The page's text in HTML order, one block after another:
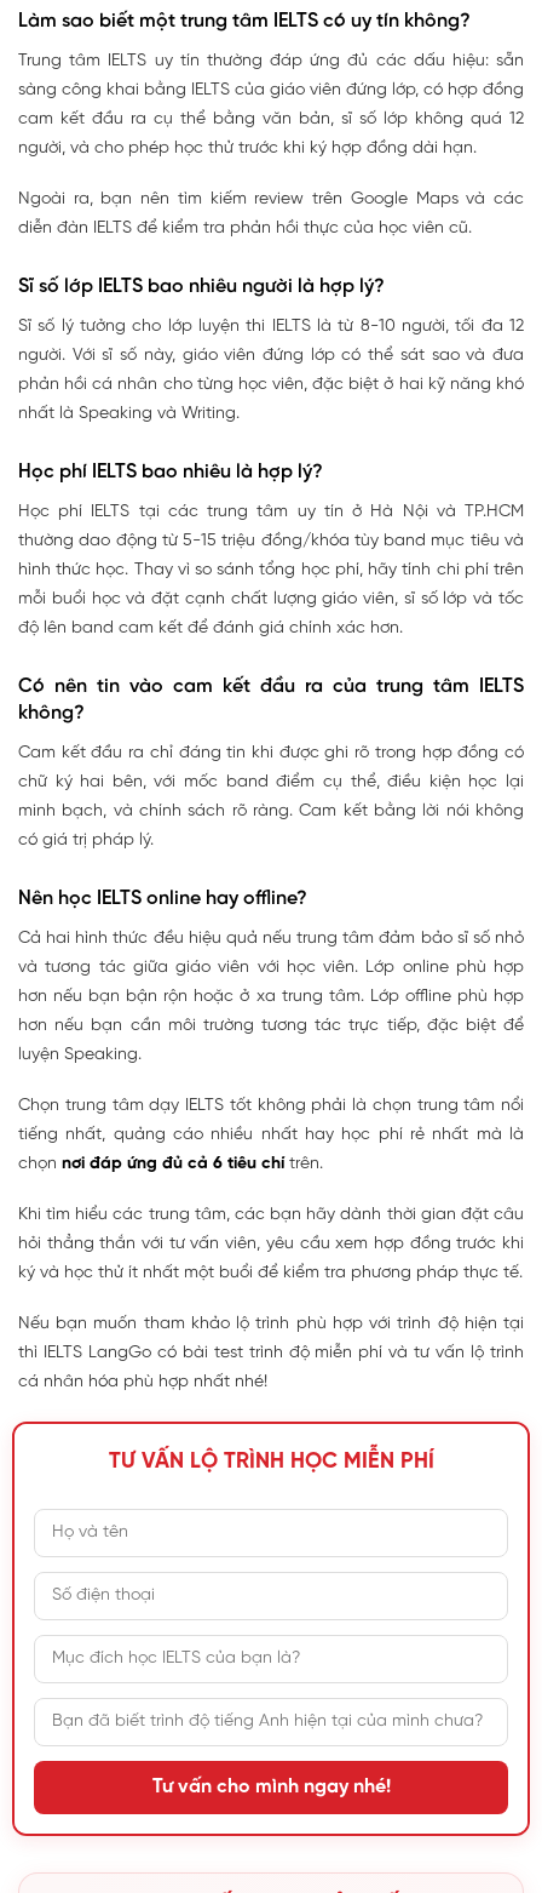
Làm sao biết một trung tâm IELTS có uy tín không?
Trung tâm IELTS uy tín thường đáp ứng đủ các dấu hiệu: sẵn
sàng công khai bằng IELTS của giáo viên đứng lớp, có hợp đồng
cam kết đầu ra cụ thể bằng văn bản, sĩ số lớp không quá 12
người, và cho phép học thử trước khi ký hợp đồng dài hạn.
Ngoài ra, bạn nên tìm kiếm review trên Google Maps và các
diễn đàn IELTS để kiểm tra phản hồi thực của học viên cũ.
Sĩ số lớp IELTS bao nhiêu người là hợp lý?
Sĩ số lý tưởng cho lớp luyện thi IELTS là từ 8-10 người, tối đa 12
người. Với sĩ số này, giáo viên đứng lớp có thể sát sao và đưa
phản hồi cá nhân cho từng học viên, đặc biệt ở hai kỹ năng khó
nhất là Speaking và Writing.
Học phí IELTS bao nhiêu là hợp lý?
Học phí IELTS tại các trung tâm uy tín ở Hà Nội và TP.HCM
thường dao động từ 5-15 triệu đồng/khóa tùy band mục tiêu và
hình thức học. Thay vì so sánh tổng học phí, hãy tính chi phí trên
mỗi buổi học và đặt cạnh chất lượng giáo viên, sĩ số lớp và tốc
độ lên band cam kết để đánh giá chính xác hơn.
Có nên tin vào cam kết đầu ra của trung tâm IELTS
không?
Cam kết đầu ra chỉ đáng tin khi được ghi rõ trong hợp đồng có
chữ ký hai bên, với mốc band điểm cụ thể, điều kiện học lại
minh bạch, và chính sách rõ ràng. Cam kết bằng lời nói không
có giá trị pháp lý.
Nên học IELTS online hay offline?
Cả hai hình thức đều hiệu quả nếu trung tâm đảm bảo sĩ số nhỏ
và tương tác giữa giáo viên với học viên. Lớp online phù hợp
hơn nếu bạn bận rộn hoặc ở xa trung tâm. Lớp offline phù hợp
hơn nếu bạn cần môi trường tương tác trực tiếp, đặc biệt để
luyện Speaking.
Chọn trung tâm dạy IELTS tốt không phải là chọn trung tâm nổi
tiếng nhất, quảng cáo nhiều nhất hay học phí rẻ nhất mà là
chọn nơi đáp ứng đủ cả 6 tiêu chí trên.
Khi tìm hiểu các trung tâm, các bạn hãy dành thời gian đặt câu
hỏi thẳng thắn với tư vấn viên, yêu cầu xem hợp đồng trước khi
ký và học thử ít nhất một buổi để kiểm tra phương pháp thực tế.
Nếu bạn muốn tham khảo lộ trình phù hợp với trình độ hiện tại
thì IELTS LangGo có bài test trình độ miễn phí và tư vấn lộ trình
cá nhân hóa phù hợp nhất nhé!
TƯ VẤN LỘ TRÌNH HỌC MIỄN PHÍ
Tư vấn cho mình ngay nhé!